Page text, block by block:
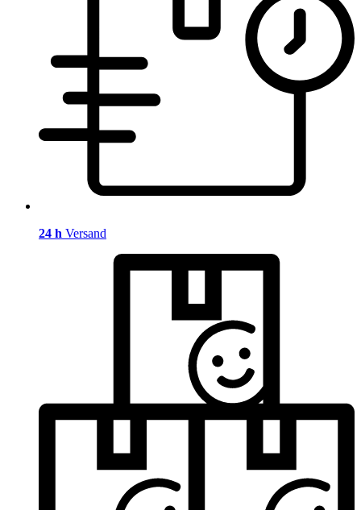
24 h Versand